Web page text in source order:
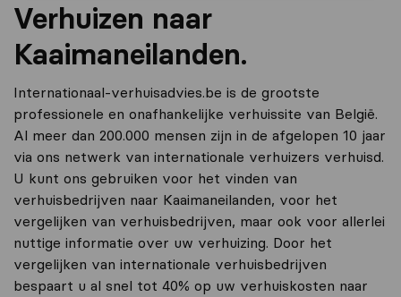
Verhuizen naar
Kaaimaneilanden.
Internationaal-verhuisadvies.be is de grootste
professionele en onafhankelijke verhuissite van België.
Al meer dan 200.000 mensen zijn in de afgelopen 10 jaar
via ons netwerk van internationale verhuizers verhuisd.
U kunt ons gebruiken voor het vinden van
verhuisbedrijven naar Kaaimaneilanden, voor het
vergelijken van verhuisbedrijven, maar ook voor allerlei
nuttige informatie over uw verhuizing. Door het
vergelijken van internationale verhuisbedrijven
bespaart u al snel tot 40% op uw verhuiskosten naar